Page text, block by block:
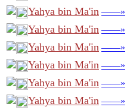
Yahya bin Ma'in ——»
Yahya bin Ma'in ——»
Yahya bin Ma'in ——»
Yahya bin Ma'in ——»
Yahya bin Ma'in ——»
Yahya bin Ma'in ——»